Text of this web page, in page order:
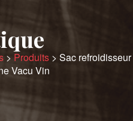
> Produits> Sac refroidisseur
Vacu Vin